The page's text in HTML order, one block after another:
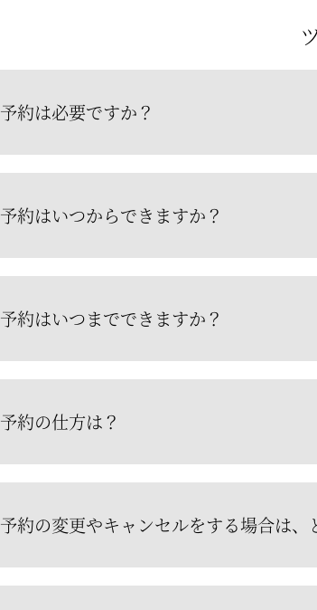
予約は必要ですか？
予約はいつからできますか？
予約はいつまでできますか？
予約の仕方は？
予約の変更やキャンセルをする場合は、